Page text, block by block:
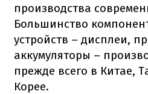
производства
Большинство
устройств – дисплеи,
аккумуляторы –
прежде всего в Китае,
Корее.